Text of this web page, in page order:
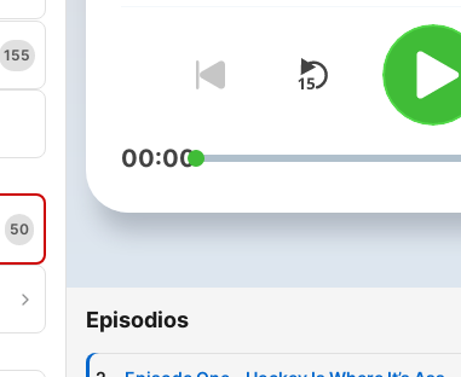
155
50
00:00
Episodios